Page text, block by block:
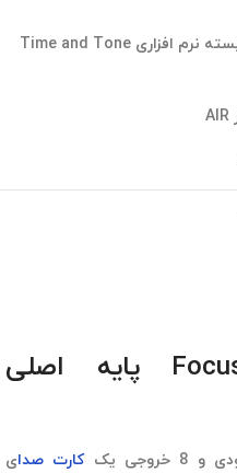
دارای مجموعه پلاگین Red 2/Red 3 و بسته نرم افزاری Time and Tone
Focusrite Clarett 4Pre پایه اصلی
کارت صدای